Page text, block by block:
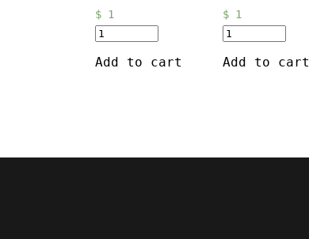
$ 1
Add to cart
$ 1
Add to cart